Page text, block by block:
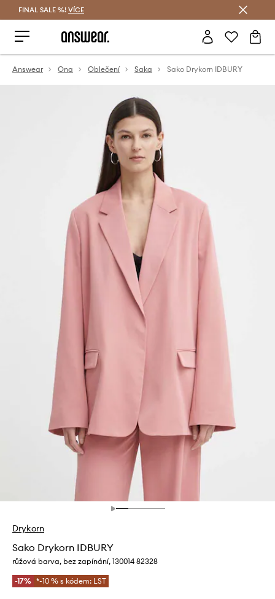
FINAL SALE %! VÍCE
Answear Ona Oblečení Saka Sako Drykorn IDBURY
Drykorn
Sako Drykorn IDBURY
růžová barva, bez zapínání, 130014 82328
-17% *-10 % s kódem: LST